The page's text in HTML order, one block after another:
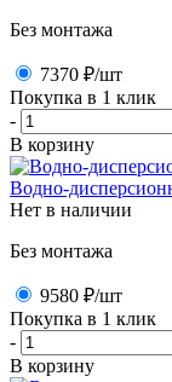
Без монтажа
7370 ₽/шт
Покупка в 1 клик
-
В корзину
Водно-
Нет в наличии
Без монтажа
9580 ₽/шт
Покупка в 1 клик
-
В корзину